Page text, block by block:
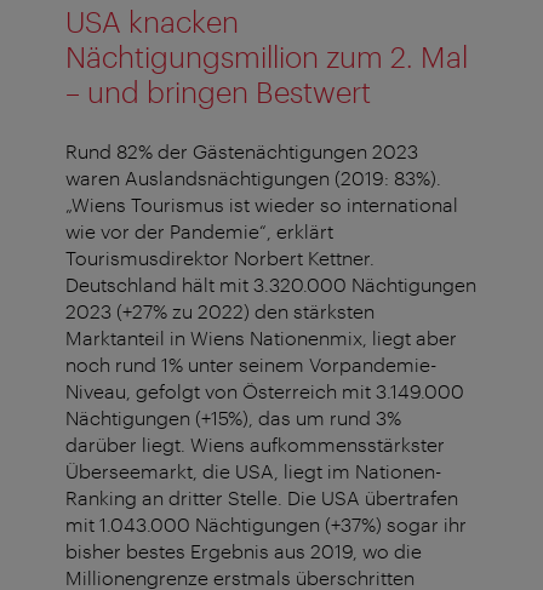
USA knacken
Nächtigungsmillion zum 2. Mal
– und bringen Bestwert
Rund 82% der Gästenächtigungen 2023
waren Auslandsnächtigungen (2019: 83%).
„Wiens Tourismus ist wieder so international
wie vor der Pandemie“, erklärt
Tourismusdirektor Norbert Kettner.
Deutschland hält mit 3.320.000 Nächtigungen
2023 (+27% zu 2022) den stärksten
Marktanteil in Wiens Nationenmix, liegt aber
noch rund 1% unter seinem Vorpandemie-
Niveau, gefolgt von Österreich mit 3.149.000
Nächtigungen (+15%), das um rund 3%
darüber liegt. Wiens aufkommensstärkster
Überseemarkt, die USA, liegt im Nationen-
Ranking an dritter Stelle. Die USA übertrafen
mit 1.043.000 Nächtigungen (+37%) sogar ihr
bisher bestes Ergebnis aus 2019, wo die
Millionengrenze erstmals überschritten